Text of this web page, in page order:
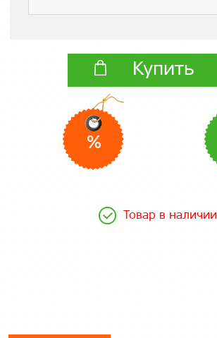
Купить
%
Товар в наличии